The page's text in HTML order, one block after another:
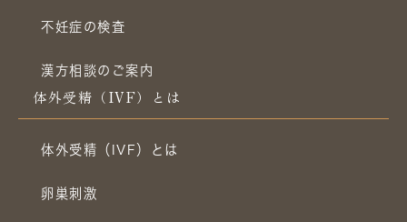
不妊症の検査
漢方相談のご案内
体外受精（IVF）とは
体外受精（IVF）とは
卵巣刺激